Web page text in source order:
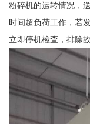
粉碎机的运转情况，
时间超负荷工作，若
立即停机检查，排除